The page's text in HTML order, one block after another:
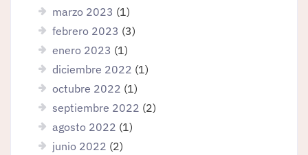
marzo 2023 (1)
febrero 2023 (3)
enero 2023 (1)
diciembre 2022 (1)
octubre 2022 (1)
septiembre 2022 (2)
agosto 2022 (1)
junio 2022 (2)